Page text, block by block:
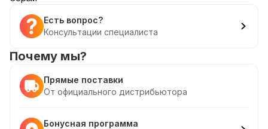
Есть вопрос?
Консультации специалиста
Почему мы?
Прямые поставки
От официального дистрибьютора
Бонусная программа